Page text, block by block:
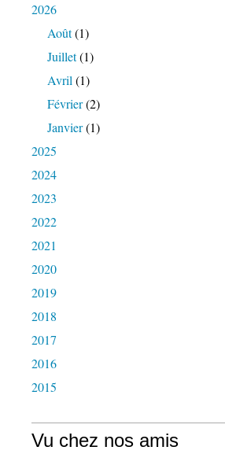
2026
Août(1)
Juillet(1)
Avril (1)
Février(2)
Janvier(1)
2025
2024
2023
2022
2021
2020
2019
2018
2017
2016
2015
Vu chez nos amis